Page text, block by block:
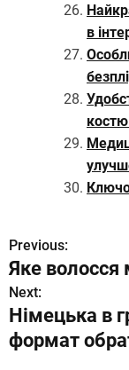
в
Н
а
в
и
Previous:
Яке волосся
Next:
Німецька в
формат